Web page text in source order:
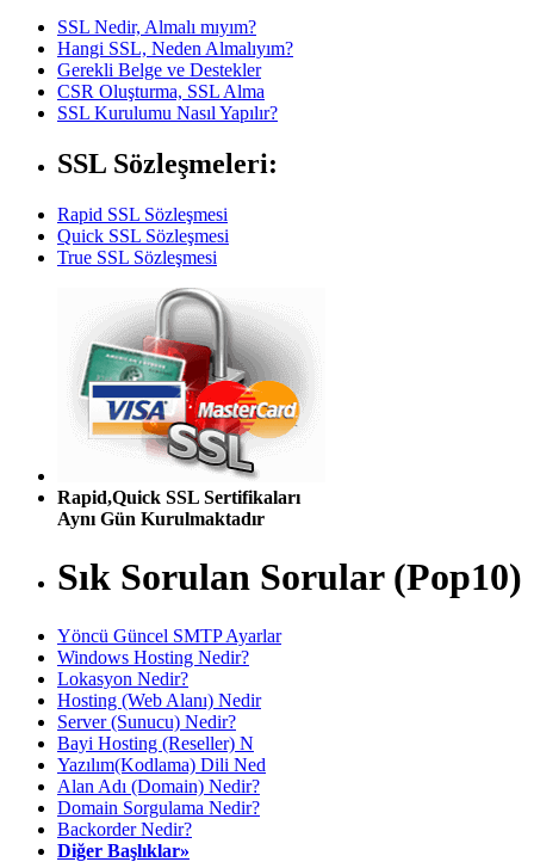
SSL Nedir, Almalı mıyım?
Hangi SSL, Neden Almalıyım?
Gerekli Belge ve Destekler
CSR Oluşturma, SSL Alma
SSL Kurulumu Nasıl Yapılır?
SSL Sözleşmeleri:
Rapid SSL Sözleşmesi
Quick SSL Sözleşmesi
True SSL Sözleşmesi
Rapid,Quick SSL Sertifikaları
Aynı Gün Kurulmaktadır
Sık Sorulan Sorular (Pop10)
Yöncü Güncel SMTP Ayarlar
Windows Hosting Nedir?
Lokasyon Nedir?
Hosting (Web Alanı) Nedir
Server (Sunucu) Nedir?
Bayi Hosting (Reseller) N
Yazılım(Kodlama) Dili Ned
Alan Adı (Domain) Nedir?
Domain Sorgulama Nedir?
Backorder Nedir?
Diğer Başlıklar»